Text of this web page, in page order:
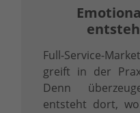
Full-Service-
greift in der
Denn
entsteht dort, wo